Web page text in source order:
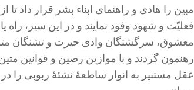
مبین را هادی و راهنمای ابناء بشر قرار داد تا
فعلیّت و شهود وفود نمایند و در این سیر، راه
معشوق، سرگشتگان وادی حیرت و تشنگان
رهنمون گردند و با موازین رصین و قوانین
عقل مستنیر به انوار ساطعۀ نشئۀ ربوبی را